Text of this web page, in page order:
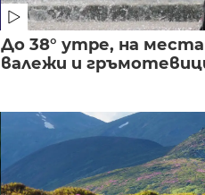
До 38° утре, на
валежи и